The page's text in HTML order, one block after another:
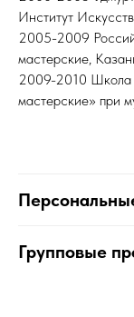
Институт
2005-2009
мастерские,
2009-2010 Школа
мастерские» при
Групповые